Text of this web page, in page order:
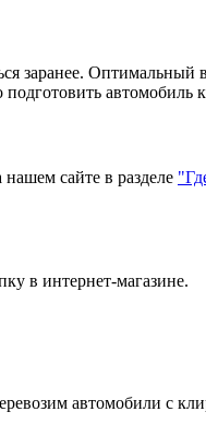
заранее.
автомобиль
сайте в разделе
в интернет‑магазине.
автомобили с